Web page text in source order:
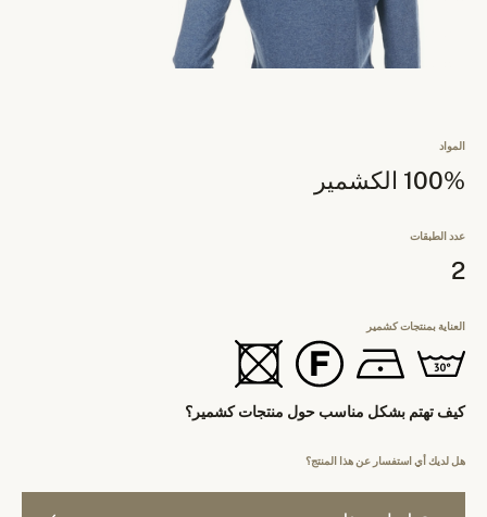
المواد
100% الكشمير
عدد الطبقات
2
العناية بمنتجات كشمير
كيف تهتم بشكل مناسب حول منتجات كشمير؟
هل لديك أي استفسار عن هذا المنتج؟